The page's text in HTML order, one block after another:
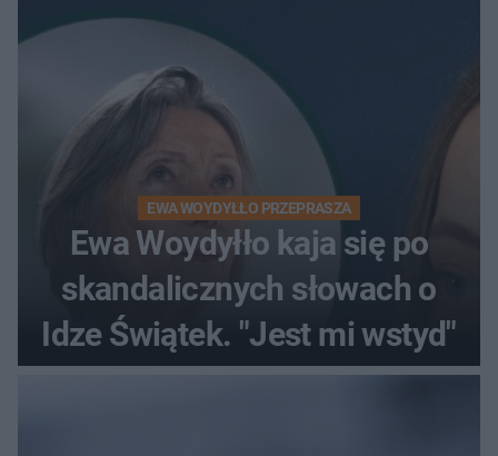
EWA WOYDYŁŁO PRZEPRASZA
Ewa Woydyłło kaja się po
skandalicznych słowach o
Idze Świątek. "Jest mi wstyd"